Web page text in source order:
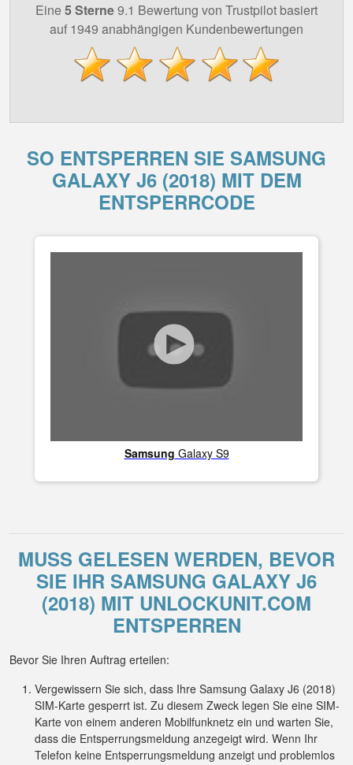
Eine 5 Sterne9.1 Bewertung von Trustpilot basiert
auf 1949 anabhängigen Kundenbewertungen
SO ENTSPERREN SIE SAMSUNG
GALAXY J6 (2018) MIT DEM
ENTSPERRCODE
Samsung Galaxy S9
MUSS GELESEN WERDEN, BEVOR
SIE IHR SAMSUNG GALAXY J6
(2018) MIT UNLOCKUNIT.COM
ENTSPERREN
Bevor Sie Ihren Auftrag erteilen:
Vergewissern Sie sich, dass Ihre Samsung Galaxy J6 (2018)
SIM-Karte gesperrt ist. Zu diesem Zweck legen Sie eine SIM-
Karte von einem anderen Mobilfunknetz ein und warten Sie,
dass die Entsperrungsmeldung anzegeigt wird. Wenn Ihr
Telefon keine Entsperrungsmeldung anzeigt und problemlos